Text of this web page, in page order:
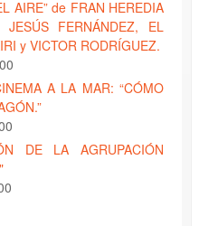
AIRE” de FRAN HEREDIA
FERNÁNDEZ, EL
y VICTOR RODRÍGUEZ.
A LA MAR: “CÓMO
DE LA AGRUPACIÓN